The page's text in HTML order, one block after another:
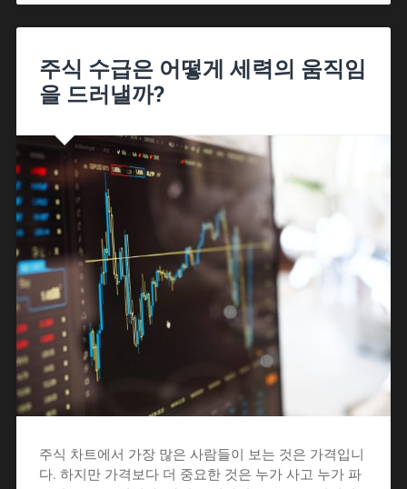
주식 수급은 어떻게 세력의 움직임
을 드러낼까?
주식 차트에서 가장 많은 사람들이 보는 것은 가격입니
다. 하지만 가격보다 더 중요한 것은 누가 사고 누가 파